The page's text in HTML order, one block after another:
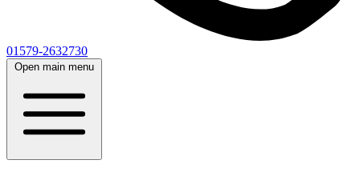
01579-2632730
Open main menu